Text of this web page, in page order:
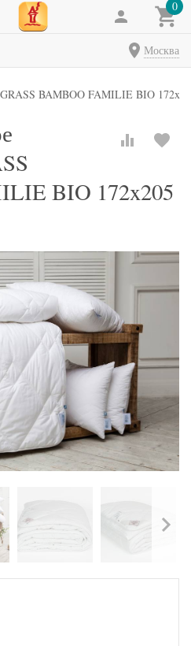
0
Москва
BAMBOO FAMILIE BIO
BIO 172x205